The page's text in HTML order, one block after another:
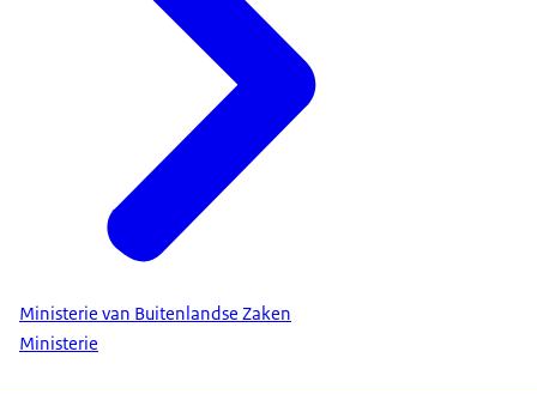
Ministerie van Buitenlandse Zaken
Ministerie